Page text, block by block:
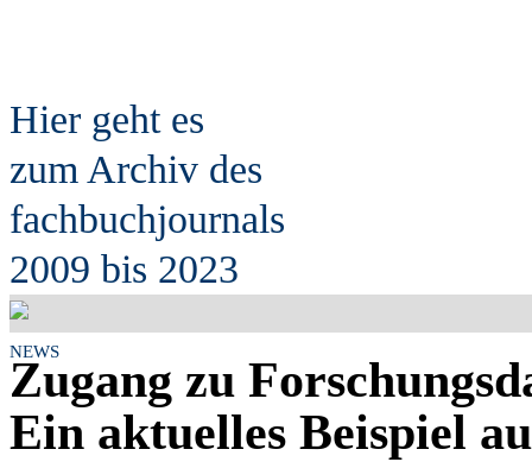
Hier geht es
zum Archiv des
fachbuchjournals
2009 bis 2023
NEWS
Zugang zu
Ein aktuelles Beispiel